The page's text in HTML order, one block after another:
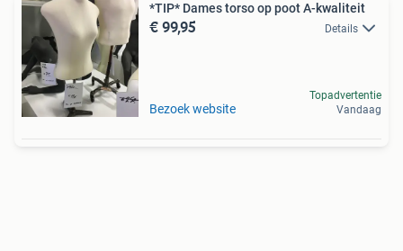
*TIP* Dames torso op poot A-kwaliteit
€ 99,95 Details
Bezoek website
Topadvertentie
Vandaag